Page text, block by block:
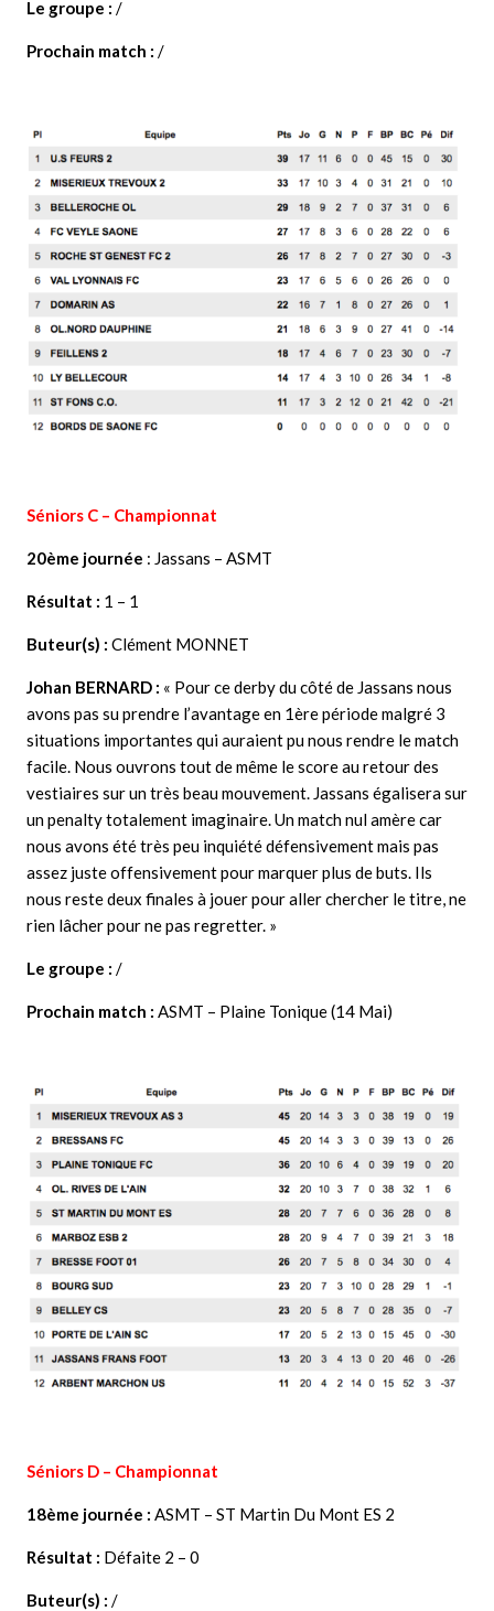
Le groupe : /
Prochain match : /
Séniors C – Championnat
20ème journée : Jassans – ASMT
Résultat : 1 – 1
Buteur(s) : Clément MONNET
Johan BERNARD : « Pour ce derby du côté de Jassans nous
avons pas su prendre l’avantage en 1ère période malgré 3
situations importantes qui auraient pu nous rendre le match
facile. Nous ouvrons tout de même le score au retour des
vestiaires sur un très beau mouvement. Jassans égalisera sur
un penalty totalement imaginaire. Un match nul amère car
nous avons été très peu inquiété défensivement mais pas
assez juste offensivement pour marquer plus de buts. Ils
nous reste deux finales à jouer pour aller chercher le titre, ne
rien lâcher pour ne pas regretter. »
Le groupe : /
Prochain match : ASMT – Plaine Tonique (14 Mai)
Séniors D – Championnat
18ème journée : ASMT – ST Martin Du Mont ES 2
Résultat : Défaite 2 – 0
Buteur(s) : /